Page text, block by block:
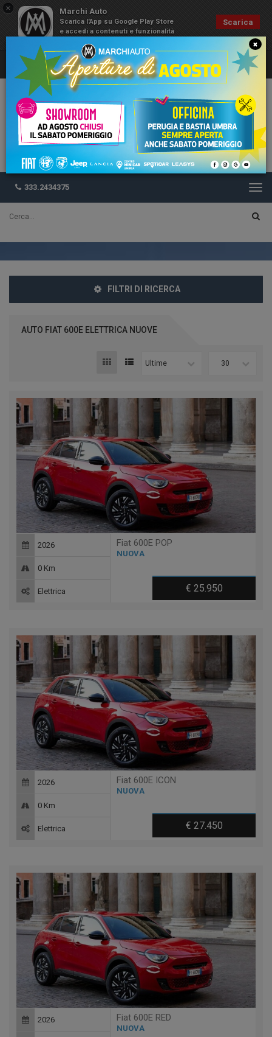
× Marchi Auto
Scarica l'App su Google Play Store
e accedi a contenuti e funzionalità
Scarica
333.2434375
FILTRI DI RICERCA
AUTO FIAT 600E ELETTRICA NUOVE
Ultime 30
Fiat 600E POP
NUOVA
€ 25.950
2026
0 Km
Elettrica
Fiat 600E ICON
NUOVA
€ 27.450
2026
0 Km
Elettrica
Fiat 600E RED
NUOVA
2026
×